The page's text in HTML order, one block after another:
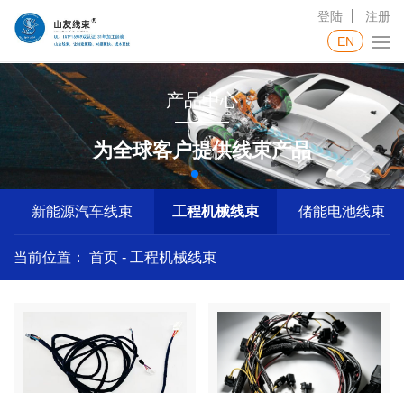
登陆
注册
EN
产品中心
为全球客户提供线束产品
新能源汽车线束 工程机械线束 偖能电池线束
当前位置： 首页 - 工程机械线束